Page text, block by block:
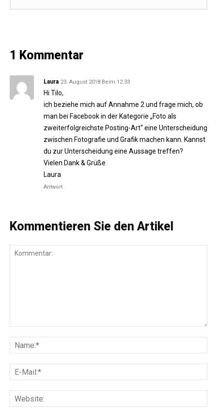
1 Kommentar
Laura 23. August 2018 Beim 12:33
Hi Tilo,
ich beziehe mich auf Annahme 2 und frage mich, ob
man bei Facebook in der Kategorie „Foto als
zweiterfolgreichste Posting-Art“ eine Unterscheidung
zwischen Fotografie und Grafik machen kann. Kannst
du zur Unterscheidung eine Aussage treffen?
Vielen Dank & Grüße
Laura
Antwort
Kommentieren Sie den Artikel